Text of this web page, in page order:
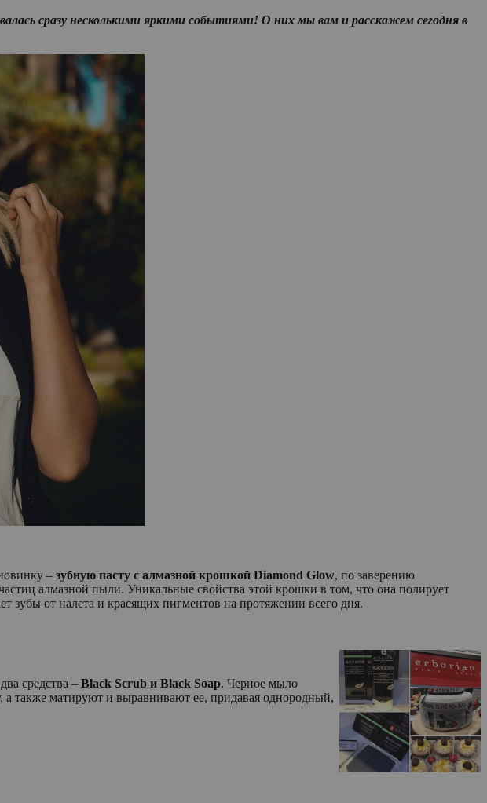
сразу несколькими яркими событиями! О них мы вам и расскажем сегодня в
– зубную пасту с алмазной крошкой Diamond Glow, по заверению
алмазной пыли. Уникальные свойства этой крошки в том, что она полирует
зубы от налета и красящих пигментов на протяжении всего дня.
средства – Black Scrub и Black Soap. Черное мыло
также матируют и выравнивают ее, придавая однородный,